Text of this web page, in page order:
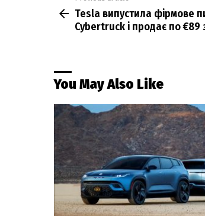
moreTesla випустила фірмове
Cybertruck і продає по €89
You May Also Like